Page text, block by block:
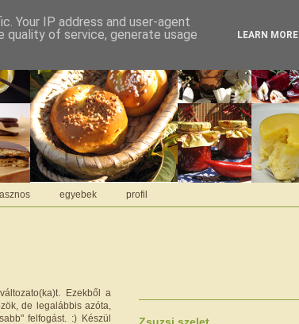
egyebek profil
Ezekből a
de legalábbis azóta,
felfogást. :) Készül
Zsuzsi szelet
Your IP address and user-agent
quality of service, generate usage
LEARN MORE